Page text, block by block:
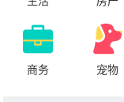
商务 宠物